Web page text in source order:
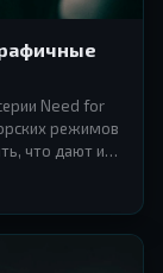
Need for
режимов
что дают и